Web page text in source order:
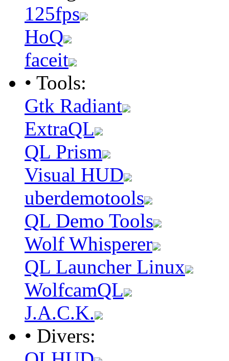
125fps
HoQ
faceit
• Tools:
Gtk Radiant
ExtraQL
QL Prism
Visual HUD
uberdemotools
QL Demo Tools
Wolf Whisperer
QL Launcher Linux
WolfcamQL
J.A.C.K.
• Divers: